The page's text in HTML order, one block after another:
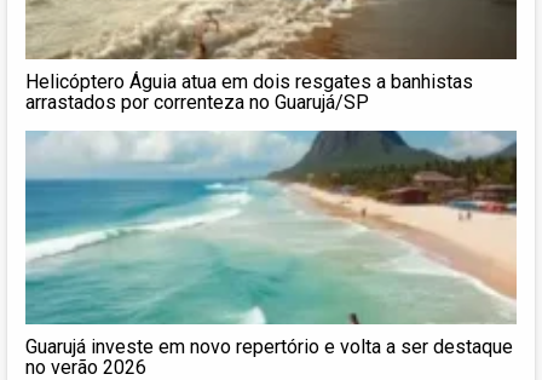
Helicóptero Águia atua em dois resgates a banhistas
arrastados por correnteza no Guarujá/SP
Guarujá investe em novo repertório e volta a ser destaque
no verão 2026